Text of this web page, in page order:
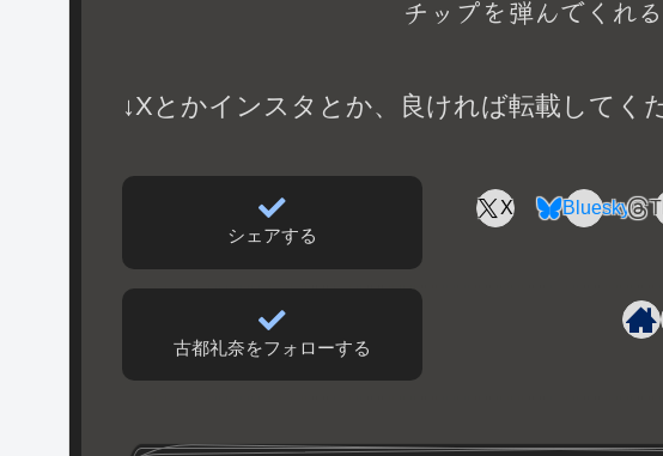
チップを弾んでくれ
↓Xとかインスタとか、良ければ転載してく
シェアする
X Bluesky
古都礼奈をフォローする